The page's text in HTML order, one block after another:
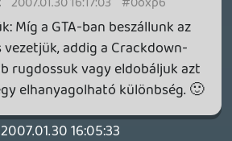
14:59:50
14:59:50 #0oxou
29-es hzsz-t es tenyleg
szo. En arra mondtam a
szappanopera,
jott, hogy ... de
ti is segitek itt nektek 😉.